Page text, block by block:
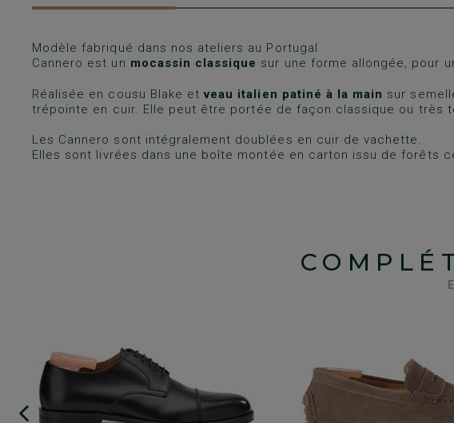
Modèle fabriqué dans nos ateliers au Portugal
Cannero est un mocassin classique sur une forme allongée, pour
Réalisée en cousu Blake etveau italien patiné à la main sur
trépointe en cuir. Elle peut être portée de façon classique ou très
Les Cannero sont intégralement doublées en cuir de vachette.
Elles sont livrées dans une boîte montée en carton issu de forêts